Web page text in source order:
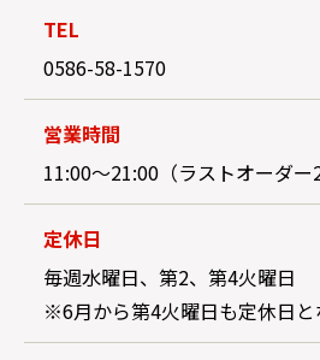
TEL
0586-58-1570
営業時間
11:00～21:00（ラストオーダー
定休日
毎週水曜日、第2、第4火曜日
※6月から第4火曜日も定休日と